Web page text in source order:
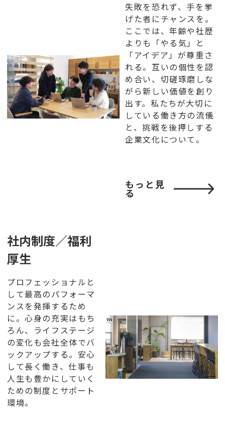
失敗を恐れず、手を挙
げた者にチャンスを。
ここでは、年齢や社歴
よりも「やる気」と
「アイデア」が尊重さ
れる。互いの個性を認
め合い、切磋琢磨しな
がら新しい価値を創り
出す。私たちが大切に
している働き方の流儀
と、挑戦を後押しする
企業文化について。
もっと見
る
社内制度／福利
厚生
プロフェッショナルと
して最高のパフォーマ
ンスを発揮するため
に。心身の充実はもち
ろん、ライフステージ
の変化も会社全体でバ
ックアップする。安心
して長く働き、仕事も
人生も豊かにしていく
ための制度とサポート
環境。